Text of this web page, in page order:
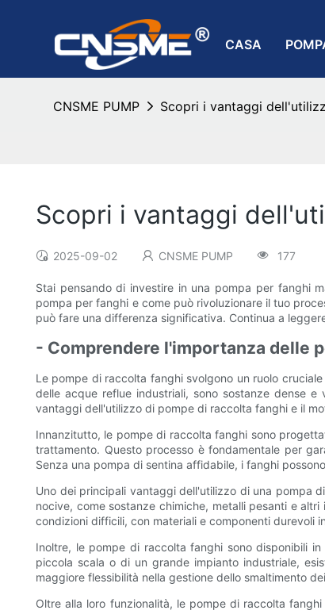
CASA
CNSME PUMP Scopri i vantaggi
Scopri i vantaggi
2025-09-02 CNSME PUMP 177
Stai pensando di investire in una pompa per fanghi
pompa per fanghi e come può rivoluzionare il tuo
può fare una differenza significativa. Continua a
- Comprendere l'importanza delle
Le pompe di raccolta fanghi svolgono un ruolo
delle acque reflue industriali, sono sostanze dense
vantaggi dell'utilizzo di pompe di raccolta fanghi e il
Innanzitutto, le pompe di raccolta fanghi sono
trattamento. Questo processo è fondamentale per
Senza una pompa di sentina affidabile, i fanghi
Uno dei principali vantaggi dell'utilizzo di una pompa
nocive, come sostanze chimiche, metalli pesanti e
condizioni difficili, con materiali e componenti durevoli
Inoltre, le pompe di raccolta fanghi sono disponibili
piccola scala o di un grande impianto industriale,
maggiore flessibilità nella gestione dello smaltimento
Oltre alla loro funzionalità, le pompe di raccolta